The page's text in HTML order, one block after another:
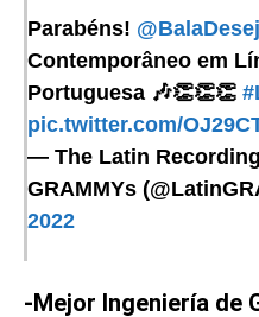
Parabéns!
Contemporâneo em
Portuguesa 🎶👏👏👏
pic.twitter.com/
— The Latin
GRAMMYs
2022
-Mejor Ingeniería de